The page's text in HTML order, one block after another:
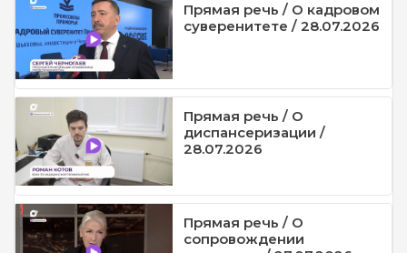
Прямая речь / О кадровом
суверенитете / 28.07.2026
Прямая речь / О
диспансеризации /
28.07.2026
Прямая речь / О
сопровождении